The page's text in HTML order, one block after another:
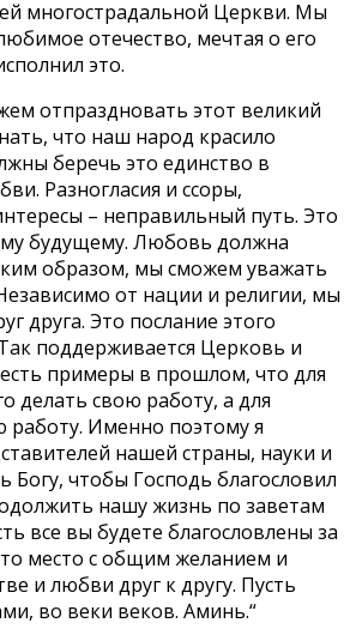
многострадальной Церкви. Мы
отечество, мечтая о его
это.
отпраздновать этот великий
что наш народ красило
беречь это единство в
Разногласия и ссоры,
– неправильный путь. Это
будущему. Любовь должна
образом, мы сможем уважать
от нации и религии, мы
друга. Это послание этого
поддерживается Церковь и
есть примеры в прошлом, что для
делать свою работу, а для
работу. Именно поэтому я
нашей страны, науки и
Богу, чтобы Господь благословил
нашу жизнь по заветам
все вы будете благословлены за
место с общим желанием и
и любви друг к другу. Пусть
во веки веков. Аминь.“